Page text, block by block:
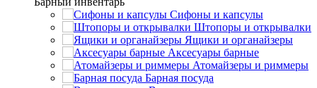
Сифоны и капсулы
Штопоры и открывалки
Ящики и органайзеры
Аксесуары барные
Атомайзеры и риммеры
Барная посуда